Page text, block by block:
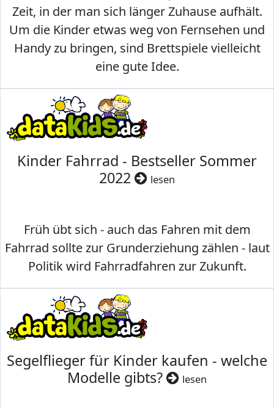
Zeit, in der man sich länger Zuhause aufhält.
Um die Kinder etwas weg von Fernsehen und
Handy zu bringen, sind Brettspiele vielleicht
eine gute Idee.
Kinder Fahrrad - Bestseller Sommer
2022
lesen
Früh übt sich - auch das Fahren mit dem
Fahrrad sollte zur Grunderziehung zählen - laut
Politik wird Fahrradfahren zur Zukunft.
Segelflieger für Kinder kaufen - welche
Modelle gibts?
lesen